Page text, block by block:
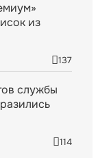
из
137
службы
114